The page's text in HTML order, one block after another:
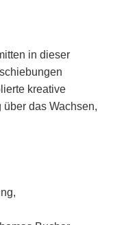
in dieser
kreative
das Wachsen,